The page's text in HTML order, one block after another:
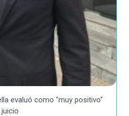
evaluó como "muy positivo"